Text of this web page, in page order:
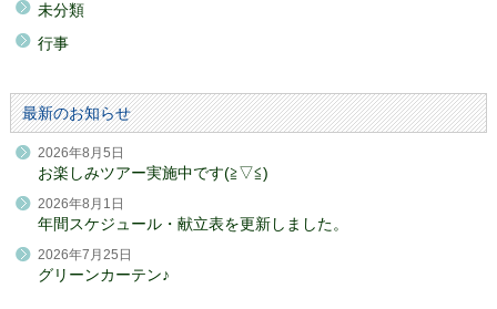
未分類
行事
最新のお知らせ
2026年8月5日
お楽しみツアー実施中です(≧▽≦)
2026年8月1日
年間スケジュール・献立表を更新しました。
2026年7月25日
グリーンカーテン♪